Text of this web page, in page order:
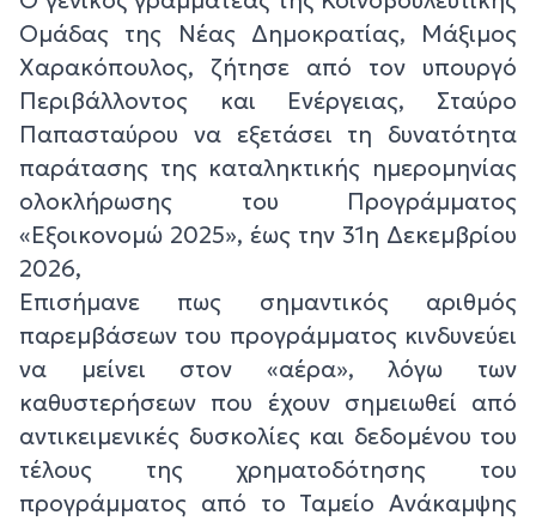
Ομάδας της Νέας Δημοκρατίας, Μάξιμος
Χαρακόπουλος, ζήτησε από τον υπουργό
Περιβάλλοντος και Ενέργειας, Σταύρο
Παπασταύρου να εξετάσει τη δυνατότητα
παράτασης της καταληκτικής ημερομηνίας
ολοκλήρωσης του Προγράμματος
«Εξοικονομώ 2025», έως την 31η Δεκεμβρίου
2026,
Επισήμανε πως σημαντικός αριθμός
παρεμβάσεων του προγράμματος κινδυνεύει
να μείνει στον «αέρα», λόγω των
καθυστερήσεων που έχουν σημειωθεί από
αντικειμενικές δυσκολίες και δεδομένου του
τέλους της χρηματοδότησης του
προγράμματος από το Ταμείο Ανάκαμψης